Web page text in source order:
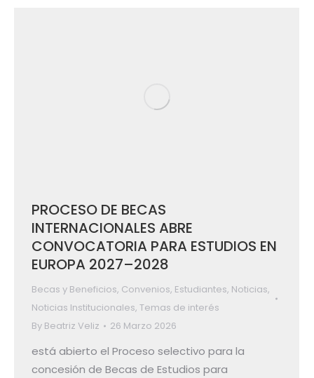
PROCESO DE BECAS
INTERNACIONALES ABRE
CONVOCATORIA PARA ESTUDIOS EN
EUROPA 2027–2028
Becas y Beneficios, Convenios, Estudiantes, Noticias,
Noticias Institucionales, Temas de interés
By Beatriz Veliz 26 Marzo 2026
está abierto el Proceso selectivo para la
concesión de Becas de Estudios para